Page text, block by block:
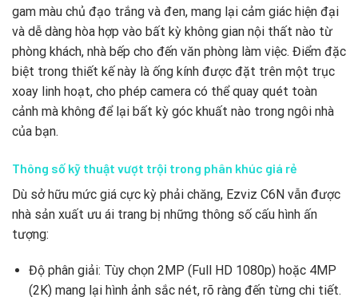
gam màu chủ đạo trắng và đen, mang lại cảm giác hiện đại
và dễ dàng hòa hợp vào bất kỳ không gian nội thất nào từ
phòng khách, nhà bếp cho đến văn phòng làm việc. Điểm đặc
biệt trong thiết kế này là ống kính được đặt trên một trục
xoay linh hoạt, cho phép camera có thể quay quét toàn
cảnh mà không để lại bất kỳ góc khuất nào trong ngôi nhà
của bạn.
Thông số kỹ thuật vượt trội trong phân khúc giá rẻ
Dù sở hữu mức giá cực kỳ phải chăng, Ezviz C6N vẫn được
nhà sản xuất ưu ái trang bị những thông số cấu hình ấn
tượng:
Độ phân giải: Tùy chọn 2MP (Full HD 1080p) hoặc 4MP
(2K) mang lại hình ảnh sắc nét, rõ ràng đến từng chi tiết.